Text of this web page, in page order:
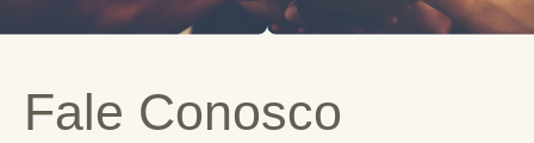
Fale Conosco